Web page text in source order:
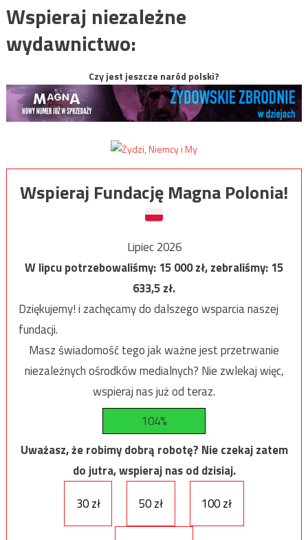
Wspieraj niezależne
wydawnictwo:
Czy jest jeszcze naród polski?
Wspieraj Fundację Magna Polonia!
Lipiec 2026
W lipcu potrzebowaliśmy:15 000zł, zebraliśmy:15
633,5zł.
Dziękujemy! i zachęcamy do dalszego wsparcia naszej
fundacji.
Masz świadomość tego jak ważne jest przetrwanie
niezależnych ośrodków medialnych? Nie zwlekaj więc,
wspieraj nas już od teraz.
104%
Uważasz, że robimy dobrą robotę? Nie czekaj zatem
do jutra, wspieraj nas od dzisiaj.
30 zł
50 zł 100 zł